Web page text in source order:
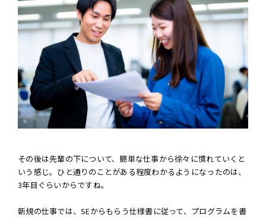
その後は先輩の下について、簡単な仕事から徐々に慣れていくと
いう感じ。ひと通りのことがある程度わかるようになったのは、
3年目ぐらいからですね。
新規の仕事では、SEからもらう仕様書に従って、プログラムを書